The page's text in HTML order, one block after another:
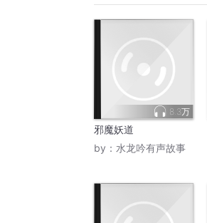
8.3万
邪魔妖道
by： 水龙吟有声故事